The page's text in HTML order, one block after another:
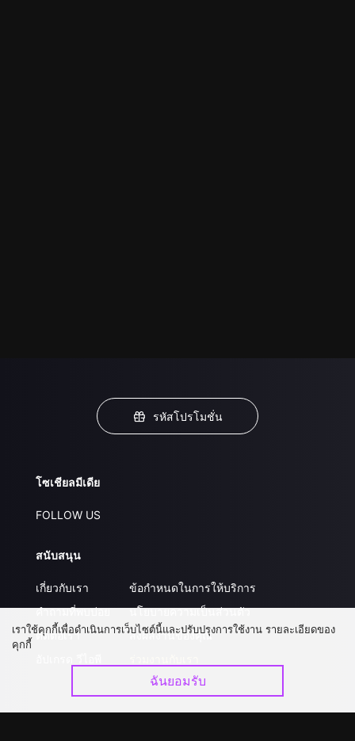
รหัสโปรโมชั่น
โซเชียลมีเดีย
FOLLOW US
สนับสนุน
เกี่ยวกับเรา
คำถามที่พบบ่อย
ติดต่อเรา
ข้อกำหนดในการให้บริการ
นโยบายความเป็นส่วนตัว
ส่งผลงานของคุณ
เราใช้คุกกี้เพื่อดำเนินการเว็บไซต์นี้และปรับปรุงการใช้งาน รายละเอียดของ
คุกกี้
ฉันยอมรับ